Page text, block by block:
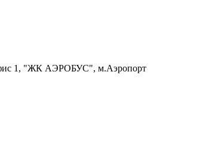
офис 1, "ЖК АЭРОБУС", м.Аэропорт